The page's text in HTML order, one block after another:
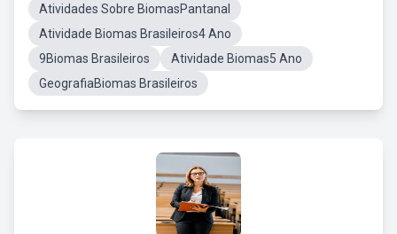
Atividades Sobre BiomasPantanal
Atividade Biomas Brasileiros4 Ano
9Biomas Brasileiros
Atividade Biomas5 Ano
GeografiaBiomas Brasileiros